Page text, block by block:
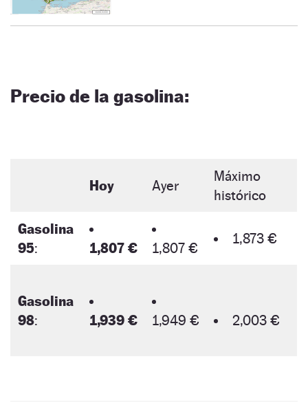
Precio de la gasolina:
Hoy Ayer
Máximo
histórico
Gasolina
95: 1,807 € 1,807 €
1,873 €
Gasolina
98: 1,939 € 1,949 € 2,003 €